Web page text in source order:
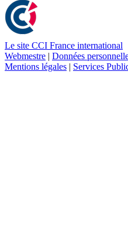
Le site CCI France international
Webmestre | Données
Mentions légales | Services